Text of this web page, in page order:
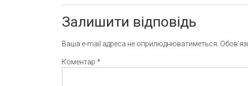
Залишити відповідь
Ваша e-mail адреса не оприлюднюватиметься.
Коментар *